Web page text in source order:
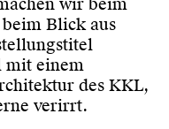
wir beim
beim Blick aus
mit einem
des KKL,
verirrt.